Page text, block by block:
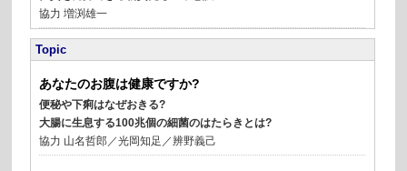
協力 増渕雄一
Topic
あなたのお腹は健康ですか?
便秘や下痢はなぜおきる?
大腸に生息する100兆個の細菌のはたらきとは?
協力 山名哲郎／光岡知足／辨野義己